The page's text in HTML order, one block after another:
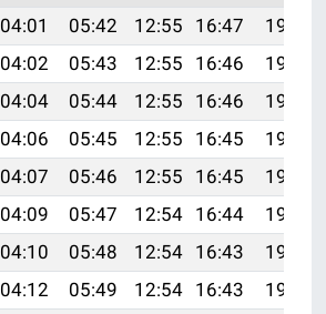
04:01 05:42 12:55 16:47
19:59
04:02 05:43 12:55 16:46
19:58
04:04 05:44 12:55 16:46
19:57
04:06 05:45 12:55 16:45
19:55
04:07 05:46 12:55 16:45
19:54
04:09 05:47 12:54 16:44
19:52
04:10 05:48 12:54 16:43
19:51
04:12 05:49 12:54 16:43
19:50